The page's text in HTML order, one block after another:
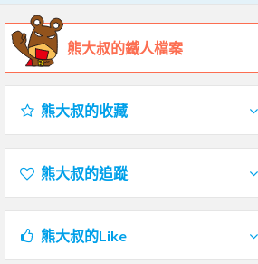
熊大叔的鐵人檔案
熊大叔的收藏
熊大叔的追蹤
熊大叔的Like